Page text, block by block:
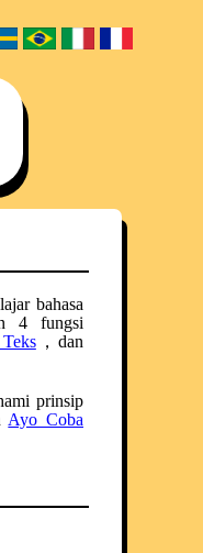
bahasa
4 fungsi
，dan
prinsip
Ayo Coba